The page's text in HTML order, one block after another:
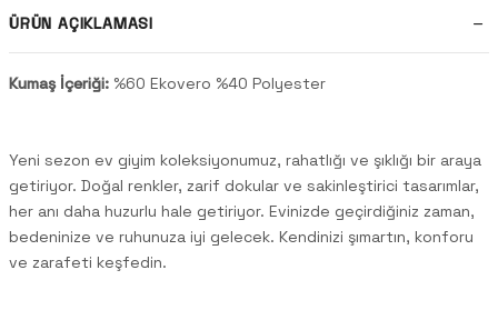
ÜRÜN AÇIKLAMASI
Kumaş İçeriği: %60 Ekovero %40 Polyester
Yeni sezon ev giyim koleksiyonumuz, rahatlığı ve şıklığı bir araya
getiriyor. Doğal renkler, zarif dokular ve sakinleştirici tasarımlar,
her anı daha huzurlu hale getiriyor. Evinizde geçirdiğiniz zaman,
bedeninize ve ruhunuza iyi gelecek. Kendinizi şımartın, konforu
ve zarafeti keşfedin.